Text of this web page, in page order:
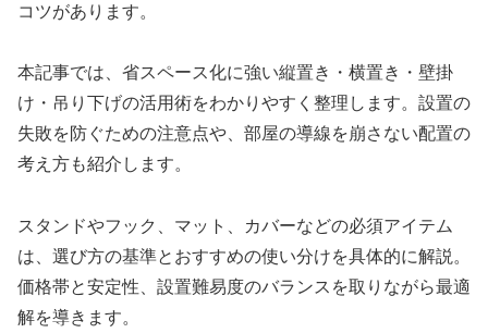
コツがあります。
本記事では、省スペース化に強い縦置き・横置き・壁掛
け・吊り下げの活用術をわかりやすく整理します。設置の
失敗を防ぐための注意点や、部屋の導線を崩さない配置の
考え方も紹介します。
スタンドやフック、マット、カバーなどの必須アイテム
は、選び方の基準とおすすめの使い分けを具体的に解説。
価格帯と安定性、設置難易度のバランスを取りながら最適
解を導きます。